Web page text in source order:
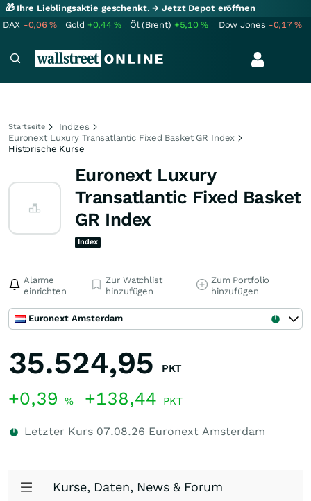
🎁 Ihre Lieblingsaktie geschenkt.→ Jetzt Depot eröffnen
DAX -0,06% Gold +0,44% Öl (Brent) +5,10% Dow Jones -0,17%
Startseite
Indizes
Euronext Luxury Transatlantic Fixed Basket GR Index
Historische Kurse
Euronext Luxury
Transatlantic Fixed Basket
GR Index
Index
Alarme
einrichten
Zur Watchlist
hinzufügen
Zum Portfolio
hinzufügen
Euronext Amsterdam
35.524,95 PKT
+0,39 % +138,44 PKT
Letzter Kurs 07.08.26 Euronext Amsterdam
Kurse, Daten, News & Forum